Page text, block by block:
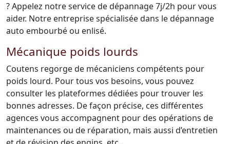
? Appelez notre service de dépannage 7j/2h pour vous
aider. Notre entreprise spécialisée dans le dépannage
auto embourbé ou enlisé.
Mécanique poids lourds
Coutens regorge de mécaniciens compétents pour
poids lourd. Pour tous vos besoins, vous pouvez
consulter les plateformes dédiées pour trouver les
bonnes adresses. De façon précise, ces différentes
agences vous accompagnent pour des opérations de
maintenances ou de réparation, mais aussi d’entretien